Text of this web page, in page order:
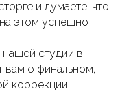
и думаете, что
этом успешно
студии в
вам о финальном,
коррекции.